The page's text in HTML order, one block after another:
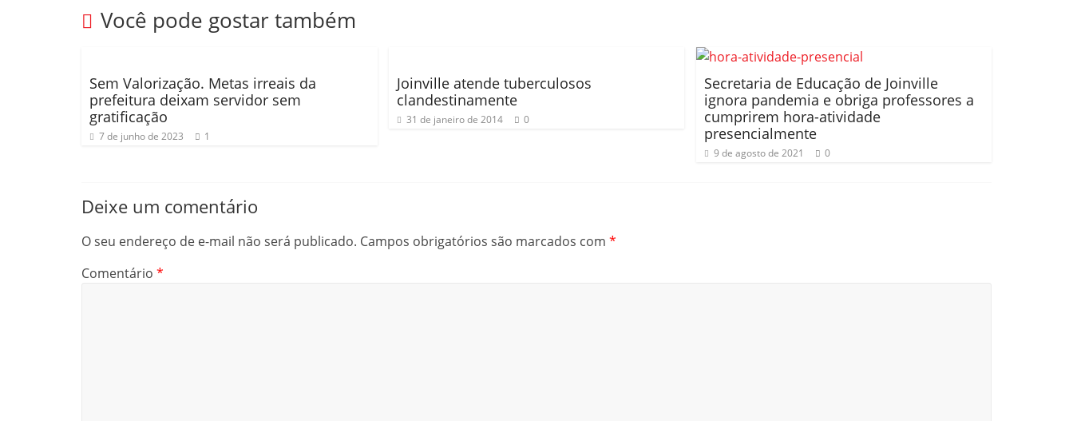
k ar
Você pode gostar também
Sem Valorização. Metas irreais da
prefeitura deixam servidor sem
gratificação
7 de junho de 2023 1
Joinville atende tuberculosos
clandestinamente
31 de janeiro de 2014 0
Secretaria de Educação de Joinville
ignora pandemia e obriga professores a
cumprirem hora-atividade
presencialmente
9 de agosto de 2021 0
Deixe um comentário
O seu endereço de e-mail não será publicado. Campos obrigatórios são marcados com *
Comentário *